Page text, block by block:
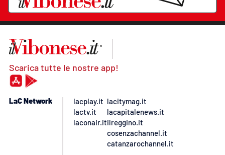
Scarica tutte le nostre app!
LaC Network
lacplay.it
lactv.it
laconair.it
lacitymag.it
lacapitalenews.it
ilreggino.it
cosenzachannel.it
catanzarochannel.it